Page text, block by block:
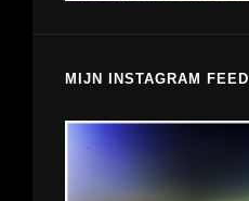
MIJN INSTAGRAM FEED